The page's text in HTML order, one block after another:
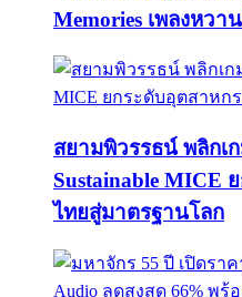
Memories เพลงหวา
สยามพิวรรธน์ พลิก
Sustainable MICE
ไทยสู่มาตรฐานโลก